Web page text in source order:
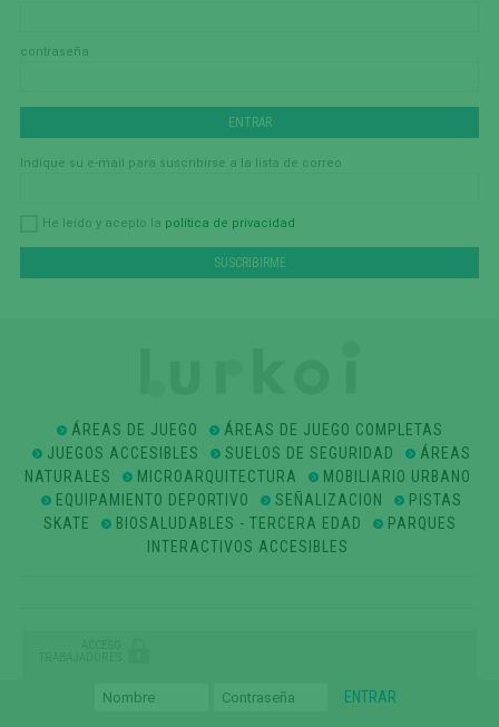
contraseña
Indique su e-mail para suscribirse a la lista de correo
He leído y acepto la política de privacidad
ÁREAS DE JUEGO
ÁREAS DE JUEGO COMPLETAS
JUEGOS ACCESIBLES
SUELOS DE SEGURIDAD
ÁREAS
NATURALES
MICROARQUITECTURA
MOBILIARIO URBANO
EQUIPAMIENTO DEPORTIVO
SEÑALIZACION
PISTAS
SKATE
BIOSALUDABLES - TERCERA EDAD
PARQUES
INTERACTIVOS ACCESIBLES
ACCESO
TRABAJADORES